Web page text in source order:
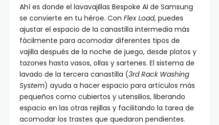
Ahí es donde el lavavajillas Bespoke AI de Samsung
se convierte en tu héroe. Con Flex Load, puedes
ajustar el espacio de la canastilla intermedia más
fácilmente para acomodar diferentes tipos de
vajilla después de la noche de juego, desde platos y
tazones hasta vasos, ollas y sartenes. El sistema de
lavado de la tercera canastilla (3rd Rack Washing
System) ayuda a hacer espacio para artículos más
pequeños como cubiertos y utensilios, liberando
espacio en las otras rejillas y facilitando la tarea de
acomodar los trastes que quedaron pendientes.